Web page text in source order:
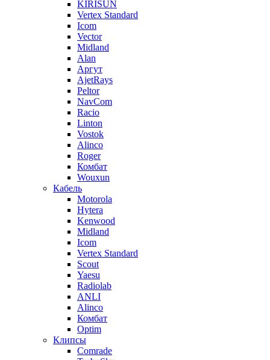
KIRISUN
Vertex Standard
Icom
Vector
Midland
Alan
Аргут
AjetRays
Peltor
NavCom
Racio
Linton
Vostok
Alinco
Roger
Комбат
Wouxun
Кабель
Motorola
Hytera
Kenwood
Midland
Icom
Vertex Standard
Scout
Yaesu
Radiolab
ANLI
Alinco
Комбат
Optim
Клипсы
Comrade